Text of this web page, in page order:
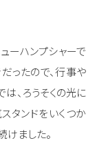
ーハンプシャーで
ったので、行事や
、ろうそくの光に
タンドをいくつか
けました。